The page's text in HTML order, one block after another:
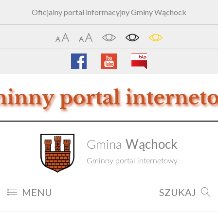
Oficjalny portal informacyjny Gminy Wąchock
Gmina Wąchock
Gminny portal internetowy
MENU SZUKAJ